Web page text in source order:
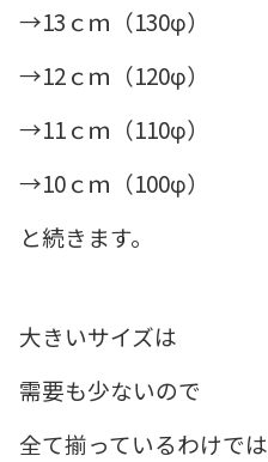
→13ｃｍ（130φ）
→12ｃｍ（120φ）
→11ｃｍ（110φ）
→10ｃｍ（100φ）
と続きます。
大きいサイズは
需要も少ないので
全て揃っているわけでは